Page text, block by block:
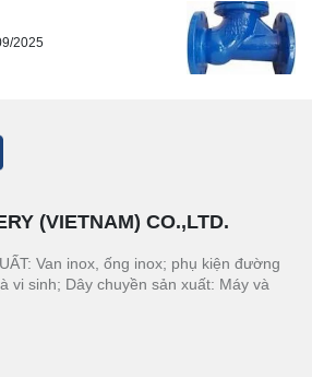
2025
(VIETNAM) CO.,LTD.
Van inox, ống inox; phụ kiện đường
vi sinh; Dây chuyền sản xuất: Máy và